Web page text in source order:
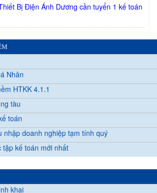
Bị Điện Ánh Dương cần tuyển 1 kế toán
Nhân
HTKK 4.1.1
tàu
toán
nhập doanh nghiệp tạm tính quý
tập kế toán mới nhất
khai